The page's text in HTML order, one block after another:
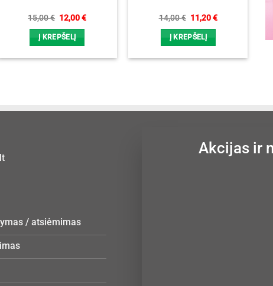
15,00€ Original
was:
15,00 €.
12,00€Current
Į KREPŠELĮ
14,00€ Original
was:
14,00 €.
11,20€Current
Į KREPŠELĮ
/ atsiėmimas
Akcijas ir